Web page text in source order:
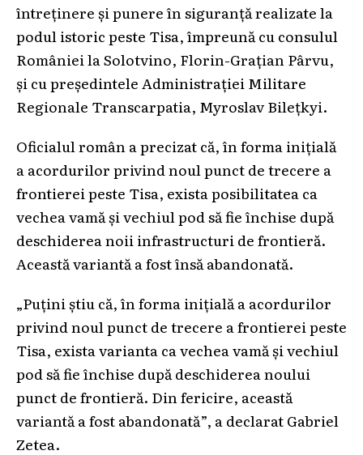
întreținere și punere în siguranță realizate la
podul istoric peste Tisa, împreună cu consulul
României la Solotvino, Florin-Grațian Pârvu,
și cu președintele Administrației Militare
Regionale Transcarpatia, Myroslav Bilețkyi.
Oficialul român a precizat că, în forma inițială
a acordurilor privind noul punct de trecere a
frontierei peste Tisa, exista posibilitatea ca
vechea vamă și vechiul pod să fie închise după
deschiderea noii infrastructuri de frontieră.
Această variantă a fost însă abandonată.
„Puțini știu că, în forma inițială a acordurilor
privind noul punct de trecere a frontierei peste
Tisa, exista varianta ca vechea vamă și vechiul
pod să fie închise după deschiderea noului
punct de frontieră. Din fericire, această
variantă a fost abandonată”, a declarat Gabriel
Zetea.